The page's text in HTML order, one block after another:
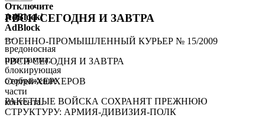
Отключите
AdBlock!
AdBlock
—
вредоносная
программа,
блокирующая
отображение
части
контента.
РВСН СЕГОДНЯ И ЗАВТРА
ВОЕННО-ПРОМЫШЛЕННЫЙ КУРЬЕР № 15/2009
РВСН СЕГОДНЯ И ЗАВТРА
Сергей ХЕРХЕРОВ
РАКЕТНЫЕ ВОЙСКА СОХРАНЯТ ПРЕЖНЮЮ
СТРУКТУРУ: АРМИЯ-ДИВИЗИЯ-ПОЛК